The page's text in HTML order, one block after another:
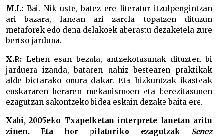
M.I.: Bai. Nik uste, batez ere literatur itzulpengintzan
ari bazara, lanean ari zarela topatzen dituzun
metaforek edo dena delakoek aberastu dezaketela zure
bertso jarduna.
X.P.: Lehen esan bezala, antzekotasunak dituzten bi
jarduera izanda, bataren nahiz bestearen praktikak
alde bietarako onura dakar. Eta hizkuntzak ikasteak
euskararen beraren mekanismoen eta berezitasunen
ezagutzan sakontzeko bidea eskain dezake baita ere.
Xabi, 2005eko Txapelketan interprete lanetan aritu
zinen. Eta hor pilaturiko ezagutzak Senez